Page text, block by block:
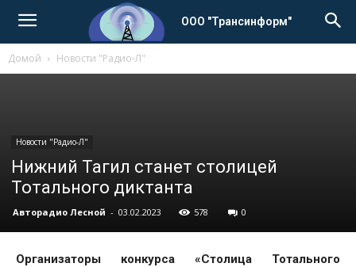
ООО "Трансинформ"
Домой Новости "Радио-Л"
Новости "Радио-Л"
Нижний Тагил станет столицей
Тотального диктанта
Авторадио Лесной - 03.02.2023 578 0
Организаторы конкурса «Столица Тотального